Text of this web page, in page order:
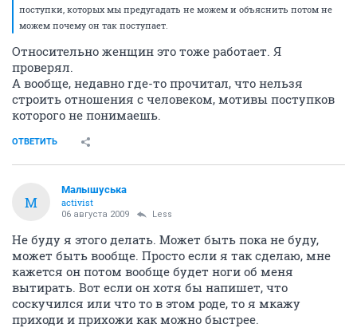
поступки, которых мы предугадать не можем и объяснить потом не
можем почему он так поступает.
Относительно женщин это тоже работает. Я
проверял.
А вообще, недавно где-то прочитал, что нельзя
строить отношения с человеком, мотивы поступков
которого не понимаешь.
ОТВЕТИТЬ
М
Малышуська
activist
06 августа 2009 Less
Не буду я этого делать. Может быть пока не буду,
может быть вообще. Просто если я так сделаю, мне
кажется он потом вообще будет ноги об меня
вытирать. Вот если он хотя бы напишет, что
соскучился или что то в этом роде, то я мкажу
приходи и прихожи как можно быстрее.